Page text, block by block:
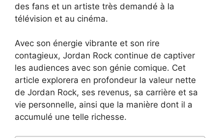
des fans et un artiste très demandé à la
télévision et au cinéma.
Avec son énergie vibrante et son rire
contagieux, Jordan Rock continue de captiver
les audiences avec son génie comique. Cet
article explorera en profondeur la valeur nette
de Jordan Rock, ses revenus, sa carrière et sa
vie personnelle, ainsi que la manière dont il a
accumulé une telle richesse.